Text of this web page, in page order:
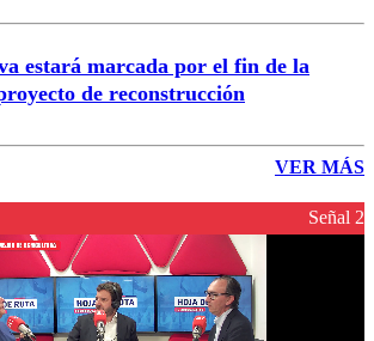
estará marcada por el fin de la
de reconstrucción
VER MÁS
Señal 2